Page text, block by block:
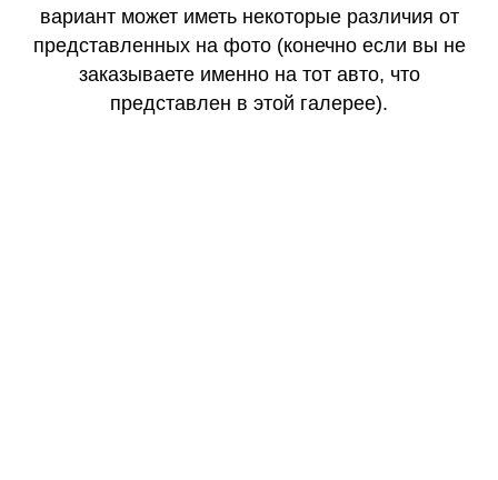
вариант может иметь некоторые различия от
представленных на фото (конечно если вы не
заказываете именно на тот авто, что
представлен в этой галерее).